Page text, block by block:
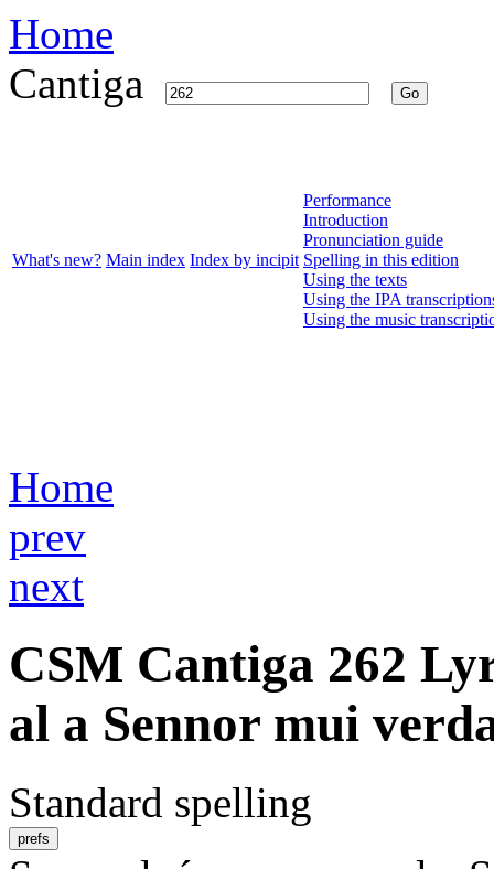
Home
Cantiga
Go
What's new? Main index Index by incipit
Performance
Introduction
Pronunciation guide
Spelling in this edition
Using the texts
Using the IPA
Using the music
Home
prev
next
CSM Cantiga 262
al a Sennor mui
Standard spelling
prefs